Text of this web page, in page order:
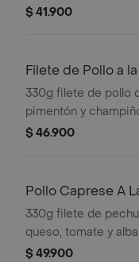
cascos y salsa alioli
$ 41.900
Filete de Pollo a
330g filete de pollo
pimentón y
$ 46.900
Pollo Caprese A
330g filete de
queso, tomate y
$ 49.900